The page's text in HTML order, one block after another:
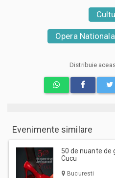
Opera
Distribuie
Evenimente similare
50 de nuante de
Cucu
Bucuresti